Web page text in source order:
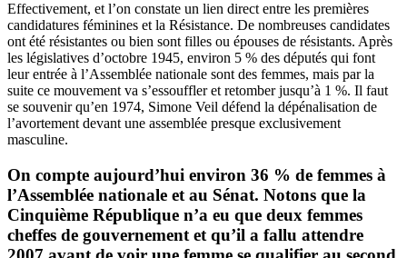
Effectivement, et l’on constate un lien direct entre les premières
candidatures féminines et la Résistance. De nombreuses candidates
ont été résistantes ou bien sont filles ou épouses de résistants. Après
les législatives d’octobre 1945, environ 5 % des députés qui font
leur entrée à l’Assemblée nationale sont des femmes, mais par la
suite ce mouvement va s’essouffler et retomber jusqu’à 1 %. Il faut
se souvenir qu’en 1974, Simone Veil défend la dépénalisation de
l’avortement devant une assemblée presque exclusivement
masculine.
On compte aujourd’hui environ 36 % de femmes à
l’Assemblée nationale et au Sénat. Notons que la
Cinquième République n’a eu que deux femmes
cheffes de gouvernement et qu’il a fallu attendre